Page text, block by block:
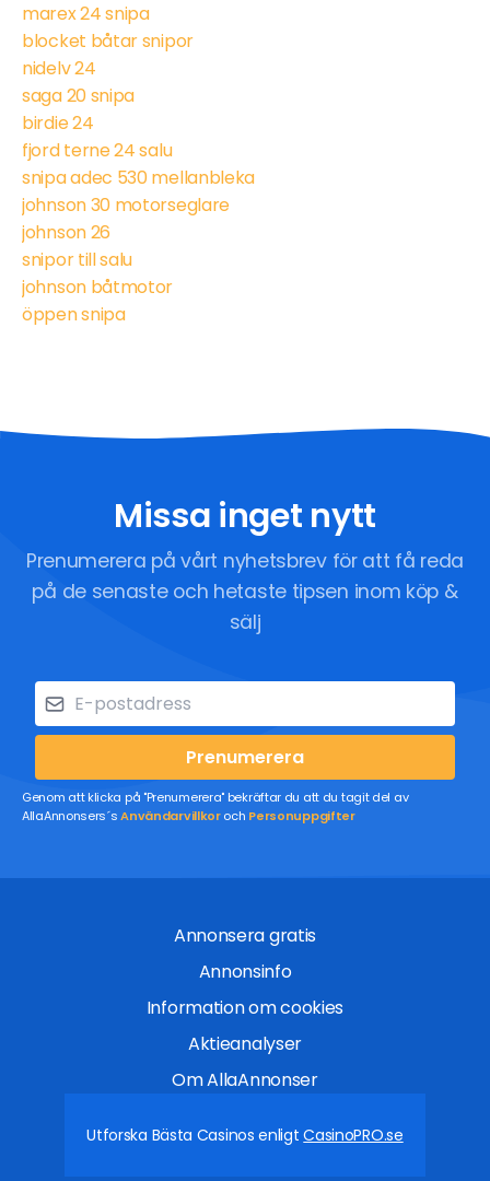
marex 24 snipa
blocket båtar snipor
nidelv 24
saga 20 snipa
birdie 24
fjord terne 24 salu
snipa adec 530 mellanbleka
johnson 30 motorseglare
johnson 26
snipor till salu
johnson båtmotor
öppen snipa
Missa inget nytt
Prenumerera på vårt nyhetsbrev för att få reda
på de senaste och hetaste tipsen inom köp &
sälj
Prenumerera
Genom att klicka på "Prenumerera" bekräftar du att du tagit del av
AllaAnnonsers´sAnvändarvillkoroch Personuppgifter
Annonsera gratis
Annonsinfo
Information om cookies
Aktieanalyser
Om AllaAnnonser
Utforska Bästa Casinos enligtCasinoPRO.se